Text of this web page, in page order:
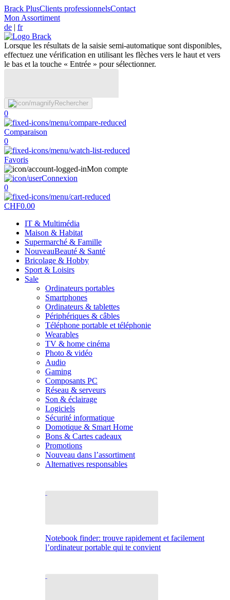
Brack PlusClients professionnelsContact
Mon Assortiment
de | fr
Lorsque les résultats de la saisie semi-automatique sont disponibles,
effectuez une vérification en utilisant les flèches vers le haut et vers
le bas et la touche « Entrée » pour sélectionner.
Rechercher
0
Comparaison
0
Favoris
Mon compte
Connexion
0
CHF0.00
IT & Multimédia
Maison & Habitat
Supermarché & Famille
NouveauBeauté & Santé
Bricolage & Hobby
Sport & Loisirs
Sale
Ordinateurs portables
Smartphones
Ordinateurs & tablettes
Périphériques & câbles
Téléphone portable et téléphonie
Wearables
TV & home cinéma
Photo & vidéo
Audio
Gaming
Composants PC
Réseau & serveurs
Son & éclairage
Logiciels
Sécurité informatique
Domotique & Smart Home
Bons & Cartes cadeaux
Promotions
Nouveau dans l’assortiment
Alternatives responsables
Notebook finder: trouve rapidement et facilement
l’ordinateur portable qui te convient